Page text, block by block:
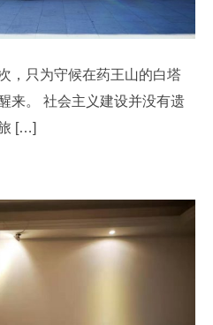
，只为守候在药王山的白塔
来。 社会主义建设并没有遗
[…]